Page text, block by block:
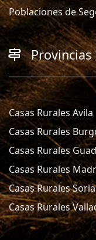
Poblaciones de
Casas Rurales Avila
Casas Rurales
Casas Rurales
Casas Rurales
Casas Rurales
Casas Rurales